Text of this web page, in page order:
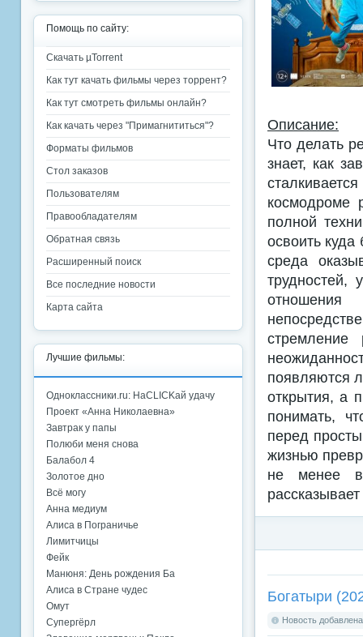
Описание:
Что делать
знает, как
космодроме
полной
освоить
среда
трудностей,
стремление
появляются
открытия, а
понимать,
перед
жизнью
не менее
Богатыри
Новость
Помощь по сайту:
Скачать µTorrent
Как тут качать фильмы через торрент?
Как тут смотреть фильмы онлайн?
Как качать через "Примагнититься"?
Форматы фильмов
Стол заказов
Пользователям
Правообладателям
Обратная связь
Расширенный поиск
Все последние новости
Карта сайта
Лучшие фильмы:
Одноклассники.ru: НаCLICKай удачу
Проект «Анна Николаевна»
Завтрак у папы
Полюби меня снова
Балабол 4
Золотое дно
Всё могу
Анна медиум
Алиса в Пограничье
Лимитчицы
Фейк
Манюня: День рождения Ба
Алиса в Стране чудес
Омут
Супергёрл